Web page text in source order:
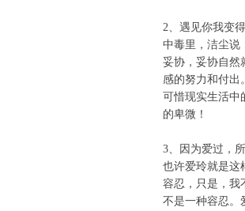
2、遇见你我变
中毒里，洁尘说
妥协，妥协自然
感的努力和付出。
可惜现实生活中
的卑微！
3、因为爱过，
也许爱玲就是这
容忍，只是，我
不是一种容忍。